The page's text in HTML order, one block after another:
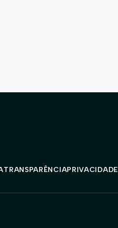
TRANSPARÊNCIAPRIVACIDADE